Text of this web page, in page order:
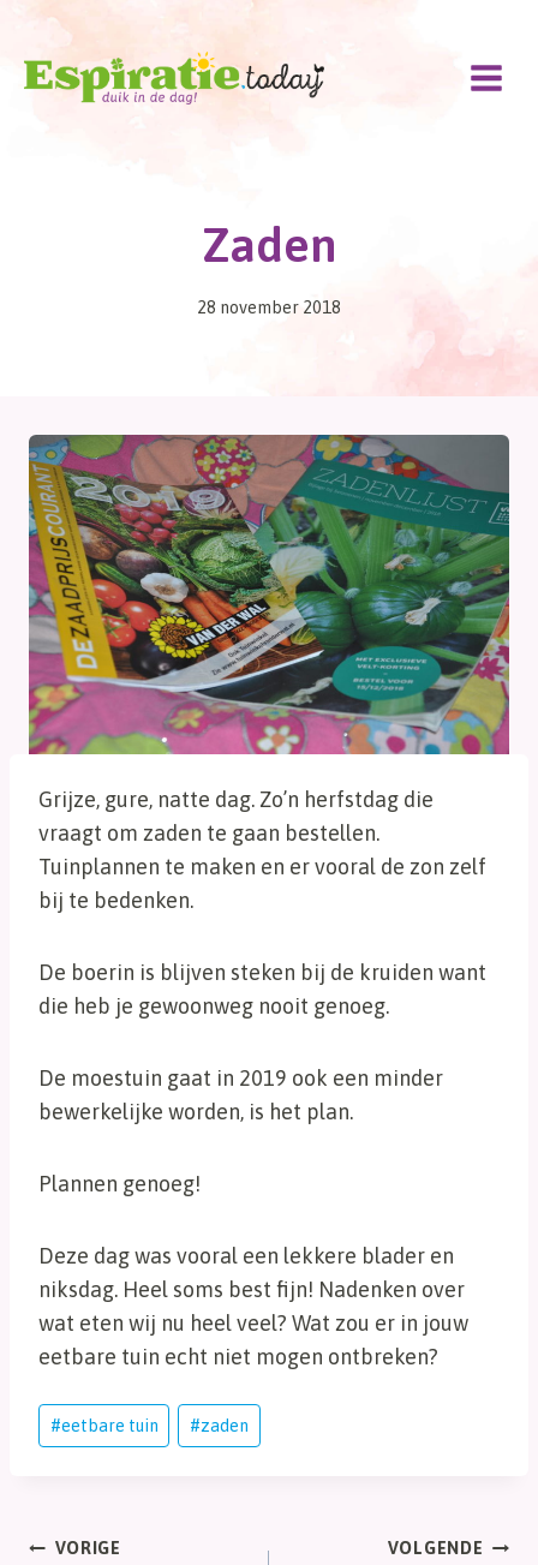
Doorgaan
inhoud
Zaden
28 november 2018
Grijze, gure, natte dag. Zo’n herfstdag die
vraagt om zaden te gaan bestellen.
Tuinplannen te maken en er vooral de zon zelf
bij te bedenken.
De boerin is blijven steken bij de kruiden want
die heb je gewoonweg nooit genoeg.
De moestuin gaat in 2019 ook een minder
bewerkelijke worden, is het plan.
Plannen genoeg!
Deze dag was vooral een lekkere blader en
niksdag. Heel soms best fijn! Nadenken over
wat eten wij nu heel veel? Wat zou er in jouw
eetbare tuin echt niet mogen ontbreken?
Bericht
tags:
#eetbare tuin #zaden
Bericht
VORIGE VOLGENDE